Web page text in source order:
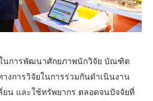
นการพัฒนาศักยภาพนักวิจัย บัณฑิต
งการวิจัยในการร่วมกันดำเนินงาน
ยน และใช้ทรัพยากร ตลอดจนปัจจัยที่